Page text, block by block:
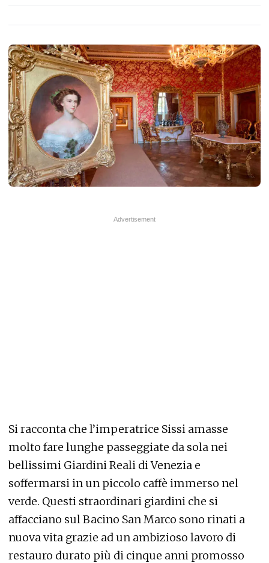
Si racconta che l’imperatrice Sissi amasse
molto fare lunghe passeggiate da sola nei
bellissimi Giardini Reali di Venezia e
soffermarsi in un piccolo caffè immerso nel
verde. Questi straordinari giardini che si
affacciano sul Bacino San Marco sono rinati a
nuova vita grazie ad un ambizioso lavoro di
restauro durato più di cinque anni promosso